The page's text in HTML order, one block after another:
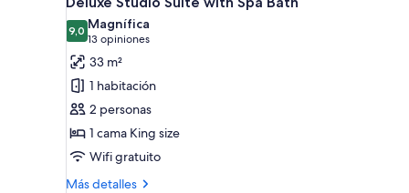
todas
las
fotos
de
Deluxe
Studio
Suite
with
Spa
9,09,0 de 10
Magnífica
13 opiniones
(13
opiniones)
33 m²
1 habitación
2 personas
1 cama King size
Wifi gratuito
Más detalles
Más